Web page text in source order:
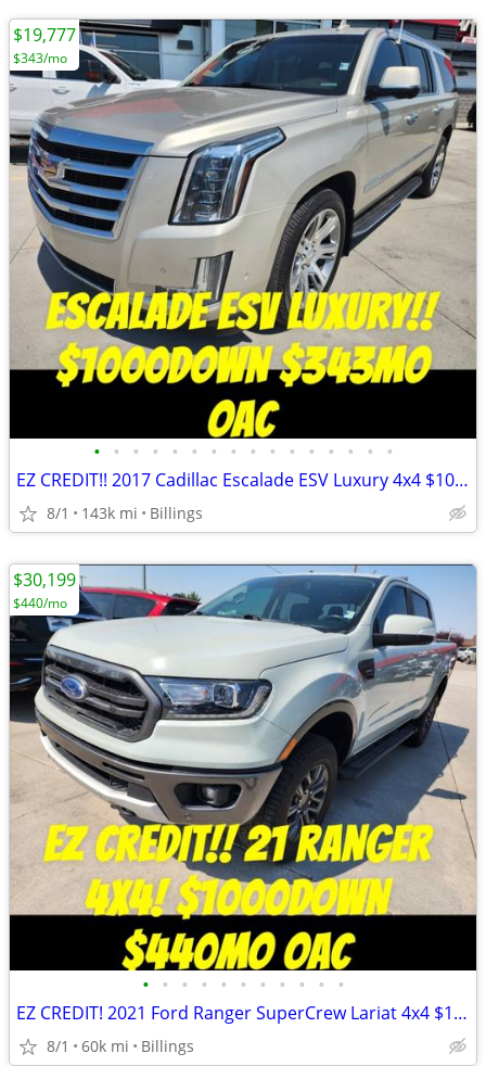
• • • • • • • • • • • • • • • •
EZ CREDIT!! 2017 Cadillac Escalade ESV Luxury 4x4 $1000Down $343mo OAC
8/1 143k mi Billings
$19,777
$343/mo
• • • • • • • • • • •
EZ CREDIT! 2021 Ford Ranger SuperCrew Lariat 4x4 $1000Down $440mo OAC
8/1 60k mi Billings
$30,199
$440/mo